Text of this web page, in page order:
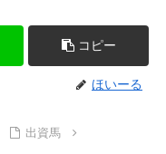
コピー
ほいーる
出資馬